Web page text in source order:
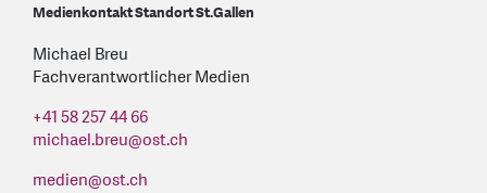
Medienkontakt Standort St.Gallen
Michael Breu
Fachverantwortlicher Medien
+41 58 257 44 66
michael.breu@ost.ch
medien@ost.ch